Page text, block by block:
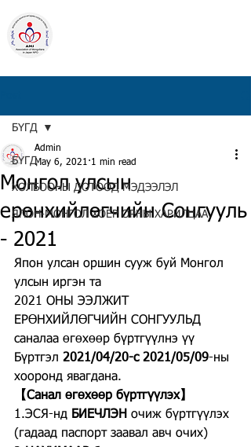
БҮГД
ХОЛБООНЫ ДОТООД МЭДЭЭЛЭЛ
ЯПОН-МОНГОЛ ХОЁР ОРНЫ ХАРИЛЦАА
БҮГД
Монгол улсын
ерөнхийлөгчийн Сонгууль
- 2021
Admin
May 6, 2021 1 min read
Япон улсан оршин сууж буй Монгол
улсын иргэн та
2021 ОНЫ ЭЭЛЖИТ
ЕРӨНХИЙЛӨГЧИЙН СОНГУУЛЬД
саналаа өгөхөөр бүртгүүлнэ үү
Бүртгэл 2021/04/20-с 2021/05/09-ны
хооронд явагдана.
【Санал өгөхөөр бүртгүүлэх】
1.ЭСЯ-нд БИЕЧЛЭН очиж бүртгүүлэх
(гадаад паспорт заавал авч очих)